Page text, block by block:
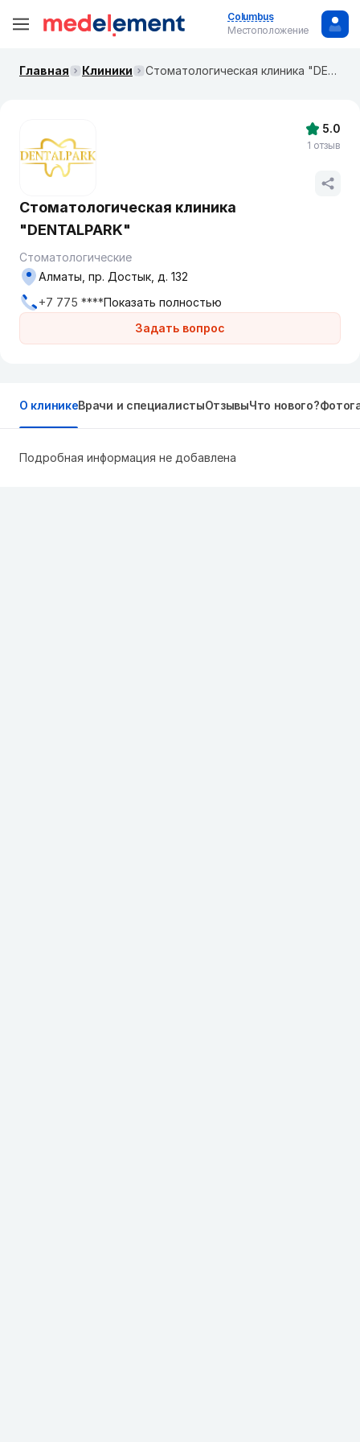
Columbus
Местоположение
Главная Клиники Стоматологическая клиника "DENTALPARK"
Стоматологическая клиника
"DENTALPARK"
Стоматологические
Задать вопрос
Алматы, пр. Достык, д. 132
+7 775 ****Показать полностью
5.0
1 отзыв
О клиникеВрачи и специалистыОтзывыЧто нового?
Подробная информация не добавлена